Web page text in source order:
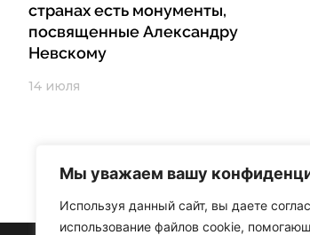
Мы уважаем вашу
Используя данный сайт, вы даете
использование файлов cookie,
странах есть монументы,
посвященные Александру
Невскому
14 июля